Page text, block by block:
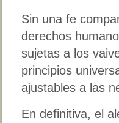
Sin una fe
derechos
sujetas a los
principios
ajustables a las
En definitiva, el